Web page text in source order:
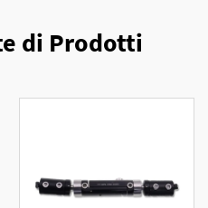
di Prodotti